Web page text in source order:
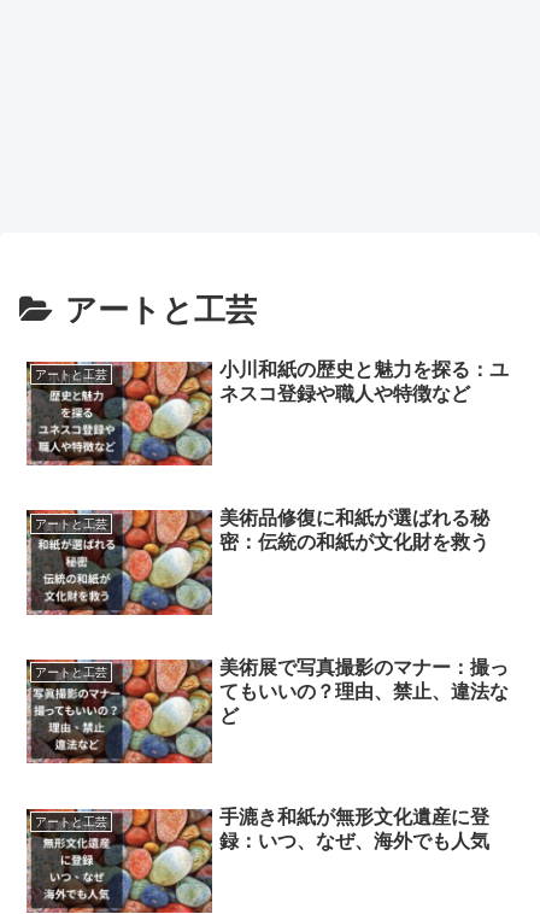
アートと工芸
アートと工芸
小川和紙の歴史と魅力を探る：ユ
ネスコ登録や職人や特徴など
アートと工芸
美術品修復に和紙が選ばれる秘
密：伝統の和紙が文化財を救う
アートと工芸
美術展で写真撮影のマナー：撮っ
てもいいの？理由、禁止、違法な
ど
アートと工芸
手漉き和紙が無形文化遺産に登
録：いつ、なぜ、海外でも人気